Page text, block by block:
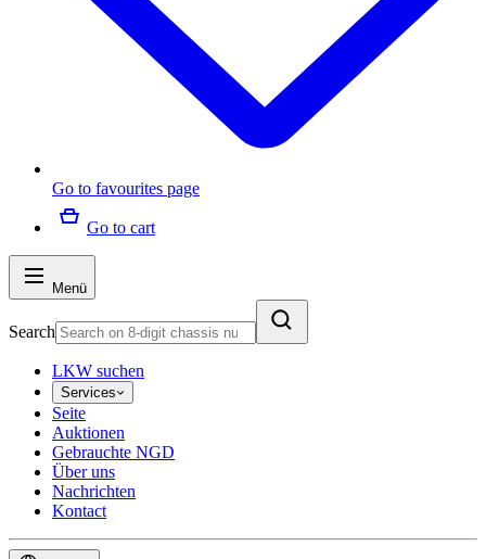
Go to favourites page
Go to cart
Menü
Search
LKW suchen
Services
Seite
Auktionen
Gebrauchte NGD
Über uns
Nachrichten
Kontact